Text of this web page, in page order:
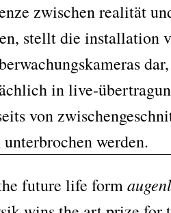
zwi­schen rea­li­tät
stellt die instal­la­ti­on
in live-
von
werden.
future life form